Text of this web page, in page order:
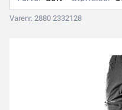
Varenr. 2880 2332128